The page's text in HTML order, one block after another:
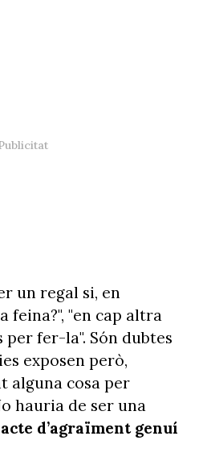
un regal si, en
feina?", "en cap altra
per fer-la". Són dubtes
exposen però,
alguna cosa per
hauria de ser una
acte d’agraïment genuí